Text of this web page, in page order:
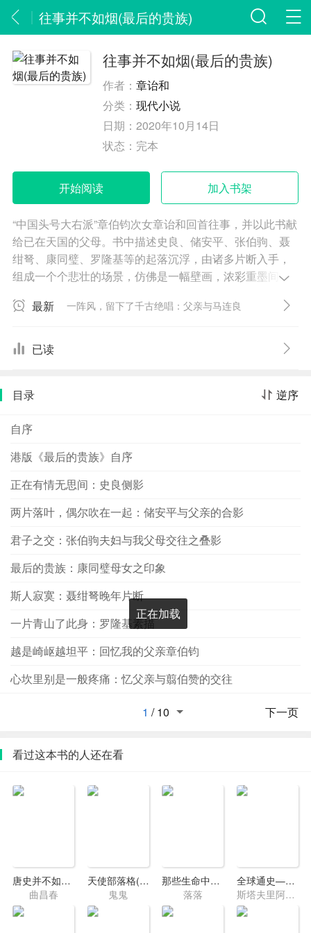
往事并不如烟(最后的贵族)
往事并不如烟(最后的贵族)
作者：章诒和
分类：现代小说
日期：2020年10月14日
状态： 完本
开始阅读 加入书架
“中国头号大右派”章伯钧次女章诒和回首往事，并以此书献
给已在天国的父母。书中描述史良、储安平、张伯驹、聂
绀弩、康同璧、罗隆基等的起落沉浮，由诸多片断入手，
组成一个个悲壮的场景，仿佛是一幅壁画，浓彩重墨间呈
得的和想到的记录下来而已，一共写了六篇，涉及八个
基、聂绀驽，后者如潘素、罗仪凤。他（她）们有才、有
当代几位著名人物的性格和命运，为历史留下了珍贵的侧
时使人鼻酸，深刻处让人心灵震撼，相濡以沫时又令人眼
眶湿润。既具较高的文学价值，又足称“以史为鉴”的教材。
最新 一阵风，留下了千古绝唱：父亲与马连良
已读
逆序
目录
自序
港版《最后的贵族》自序
正在有情无思间：史良侧影
两片落叶，偶尔吹在一起：储安平与父亲的合影
君子之交：张伯驹夫妇与我父母交往之叠影
最后的贵族：康同璧母女之印象
斯人寂寞：聂绀弩晚年片断
一片青山了此身：罗隆基素描
越是崎岖越坦平：回忆我的父亲章伯钧
心坎里别是一般疼痛：忆父亲与翦伯赞的交往
下一页
1 /10
看过这本书的人还在看
唐史并不如烟4·开元盛世
曲昌春
天使部落格(不爱我太不够意思了吧)
鬼鬼
那些生命中温暖而美好的事情
落落
全球通史——1500年以后的世界
斯塔夫里阿诺斯
正在加载